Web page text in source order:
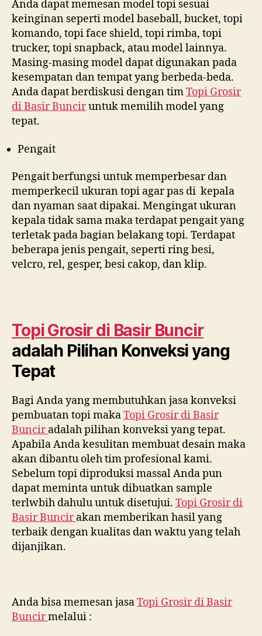
Anda dapat memesan model topi sesuai
keinginan seperti model baseball, bucket, topi
komando, topi face shield, topi rimba, topi
trucker, topi snapback, atau model lainnya.
Masing-masing model dapat digunakan pada
kesempatan dan tempat yang berbeda-beda.
Anda dapat berdiskusi dengan timTopi Grosir
diBasir Bunciruntuk memilih model yang
tepat.
Pengait
Pengait berfungsi untuk memperbesar dan
memperkecil ukuran topi agar pas di kepala
dan nyaman saat dipakai. Mengingat ukuran
kepala tidak sama maka terdapat pengait yang
terletak pada bagian belakang topi. Terdapat
beberapa jenis pengait, seperti ring besi,
velcro, rel, gesper, besi cakop, dan klip.
Topi Grosir di Basir Buncir
adalah Pilihan Konveksi yang
Tepat
Bagi Anda yang membutuhkan jasa konveksi
pembuatan topi makaTopi Grosir diBasir
Buncir adalah pilihan konveksi yang tepat.
Apabila Anda kesulitan membuat desain maka
akan dibantu oleh tim profesional kami.
Sebelum topi diproduksi massal Anda pun
dapat meminta untuk dibuatkan sample
terlwbih dahulu untuk disetujui. Topi Grosir di
Basir Buncir akan memberikan hasil yang
terbaik dengan kualitas dan waktu yang telah
dijanjikan.
Anda bisa memesan jasaTopi Grosir diBasir
Buncirmelalui :